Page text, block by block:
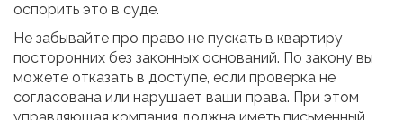
оспорить это в суде.
Не забывайте про право не пускать в квартиру
посторонних без законных оснований. По закону вы
можете отказать в доступе, если проверка не
согласована или нарушает ваши права. При этом